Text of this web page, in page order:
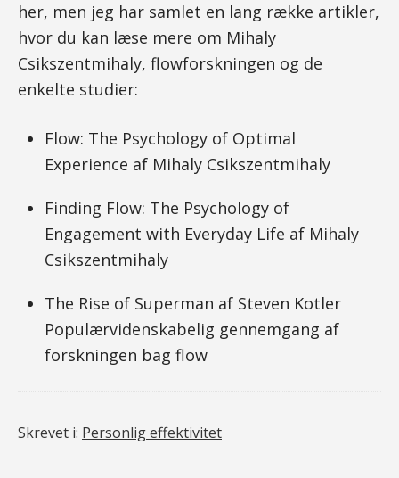
her, men jeg har samlet en lang række artikler,
hvor du kan læse mere om Mihaly
Csikszentmihaly, flowforskningen og de
enkelte studier:
Flow: The Psychology of Optimal
Experience af Mihaly Csikszentmihaly
Finding Flow: The Psychology of
Engagement with Everyday Life af Mihaly
Csikszentmihaly
The Rise of Superman af Steven Kotler
Populærvidenskabelig gennemgang af
forskningen bag flow
Skrevet i: Personlig effektivitet